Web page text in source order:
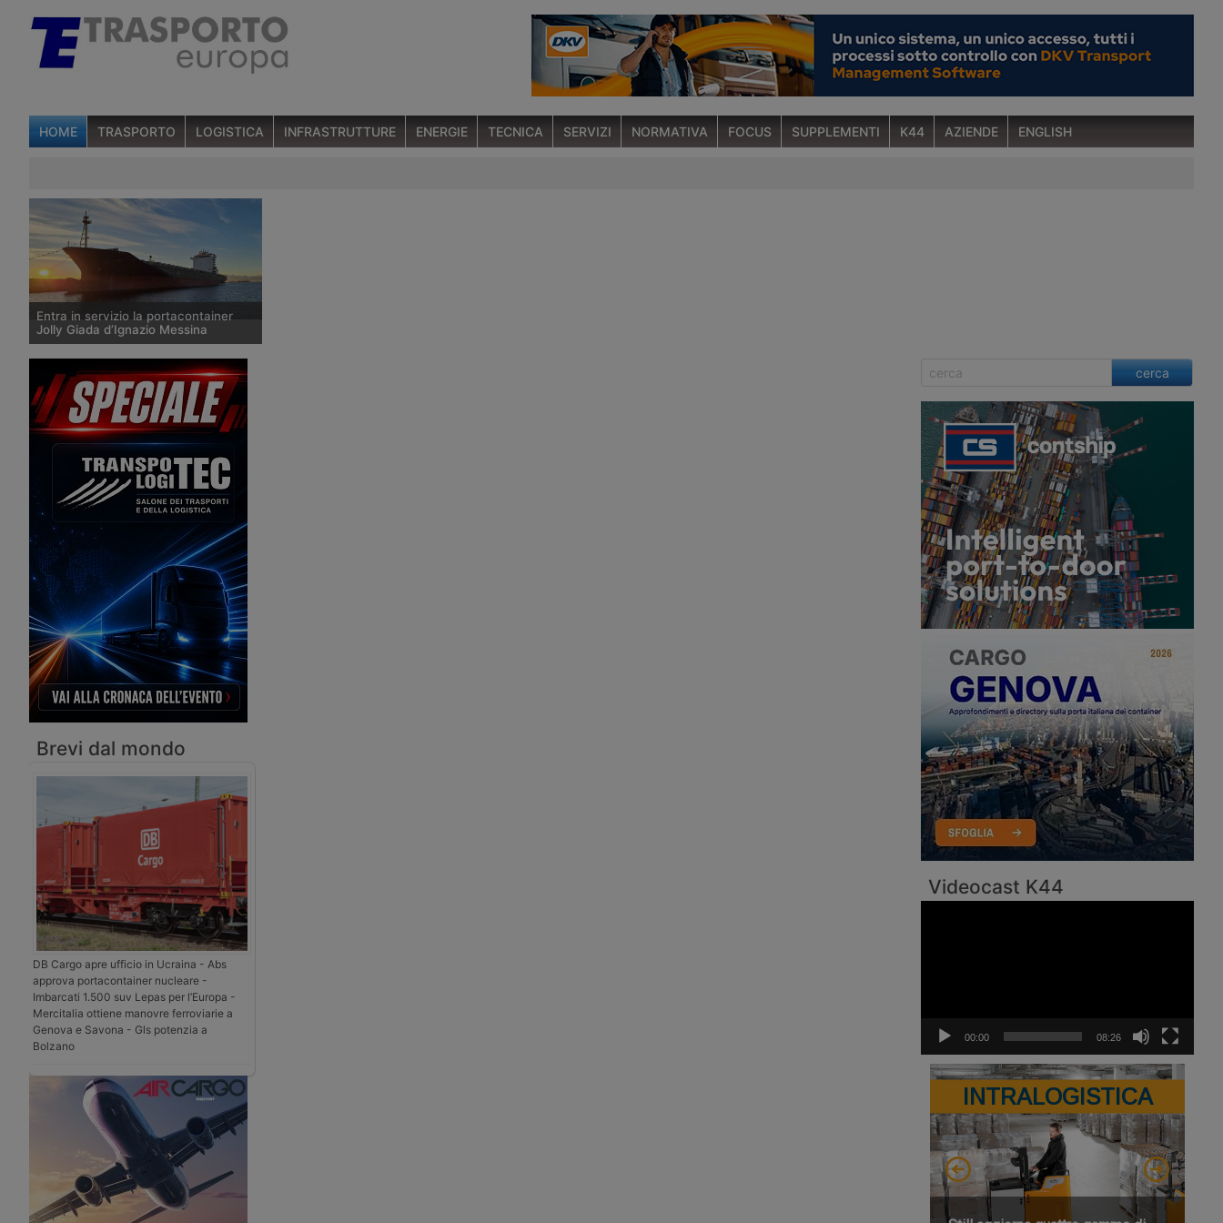
HOME TRASPORTO LOGISTICA INFRASTRUTTURE ENERGIE TECNICA SERVIZI NORMATIVA FOCUS SUPPLEMENTI K44 AZIENDE ENGLISH
Entra in servizio la portacontainer
Jolly Giada d’Ignazio Messina
Il 10 gennaio è entrata in servizio nel
porto spagnolo di Algeciras la
portacontainer Jolly Giada, della
compagnia Ignazio Messina. La nave ha
una capacità di 4.387 teu e opera sulla
rotta tra Mediterraneo, Mar Rosso,
Africa Orientale e Sudafrica.
Brevi dal mondo
DB Cargo apre ufficio in Ucraina - Abs
approva portacontainer nucleare -
Imbarcati 1.500 suv Lepas per l’Europa -
Mercitalia ottiene manovre ferroviarie a
Genova e Savona - Gls potenzia a
Bolzano
cerca
Videocast K44
00:00 08:26
INTRALOGISTICA